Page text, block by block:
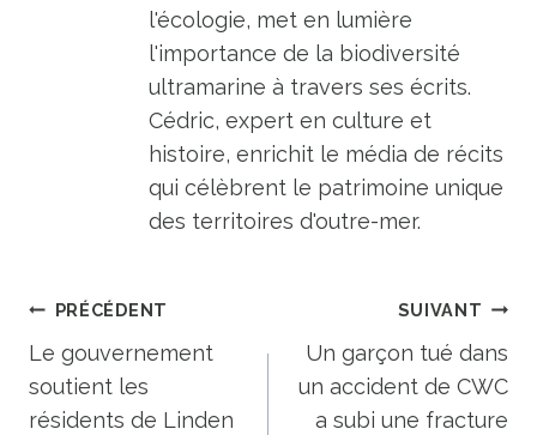
l'écologie, met en lumière
l'importance de la biodiversité
ultramarine à travers ses écrits.
Cédric, expert en culture et
histoire, enrichit le média de récits
qui célèbrent le patrimoine unique
des territoires d'outre-mer.
Navigation
de
l’article
PRÉCÉDENT
Le gouvernement
soutient les
résidents de Linden
SUIVANT
Un garçon tué dans
un accident de CWC
a subi une fracture